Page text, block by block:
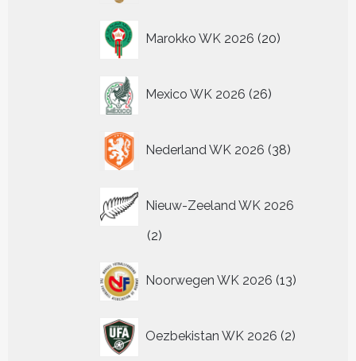
Marokko WK 2026 20
producten
Mexico WK 2026 26
producten
Nederland WK 2026 38
producten
Nieuw-Zeeland WK 2026
22
Noorwegen WK 2026 13
producten
Oezbekistan WK 2026 2
producten